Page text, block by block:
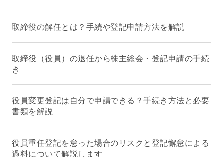
取締役の解任とは？手続や登記申請方法を解説
取締役（役員）の退任から株主総会・登記申請の手続
き
役員変更登記は自分で申請できる？手続き方法と必要
書類を解説
役員重任登記を怠った場合のリスクと登記懈怠による
過料について解説します